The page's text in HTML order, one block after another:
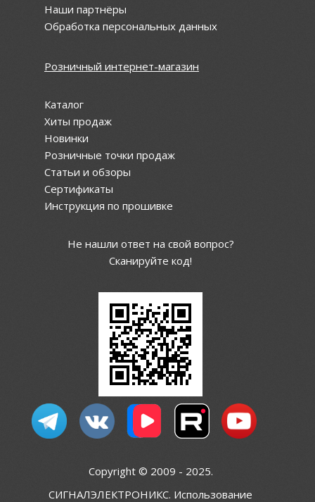
Наши партнёры
Обработка персональных данных
Розничный интернет-магазин
Каталог
Хиты продаж
Новинки
Розничные точки продаж
Статьи и обзоры
Сертификаты
Инструкция по прошивке
Не нашли ответ на свой вопрос?
Сканируйте код!
Copyright © 2009 - 2025.
СИГНАЛЭЛЕКТРОНИКС. Использование